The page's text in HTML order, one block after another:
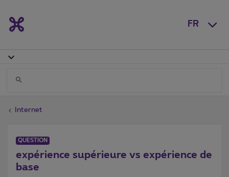
FR
Internet
QUESTION
expérience supérieure vs expérience de
base